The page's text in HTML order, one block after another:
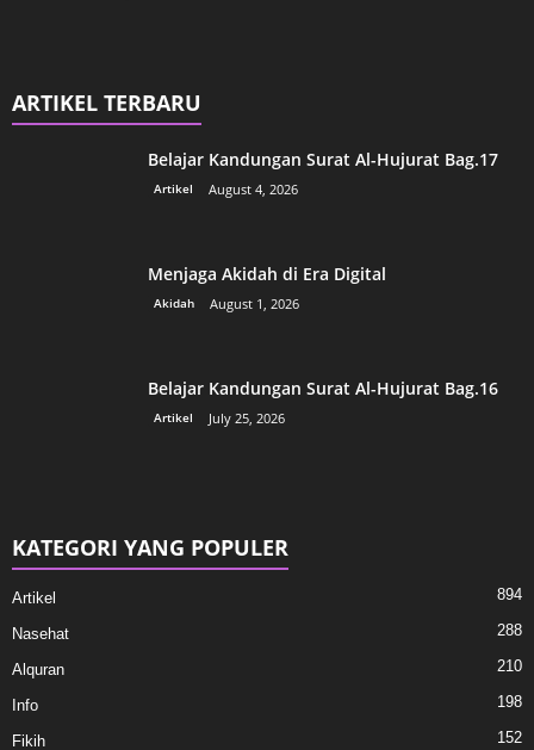
ARTIKEL TERBARU
Belajar Kandungan Surat Al-Hujurat Bag.17
Artikel August 4, 2026
Menjaga Akidah di Era Digital
Akidah August 1, 2026
Belajar Kandungan Surat Al-Hujurat Bag.16
Artikel July 25, 2026
KATEGORI YANG POPULER
Artikel 894
Nasehat 288
Alquran 210
Info 198
Fikih 152